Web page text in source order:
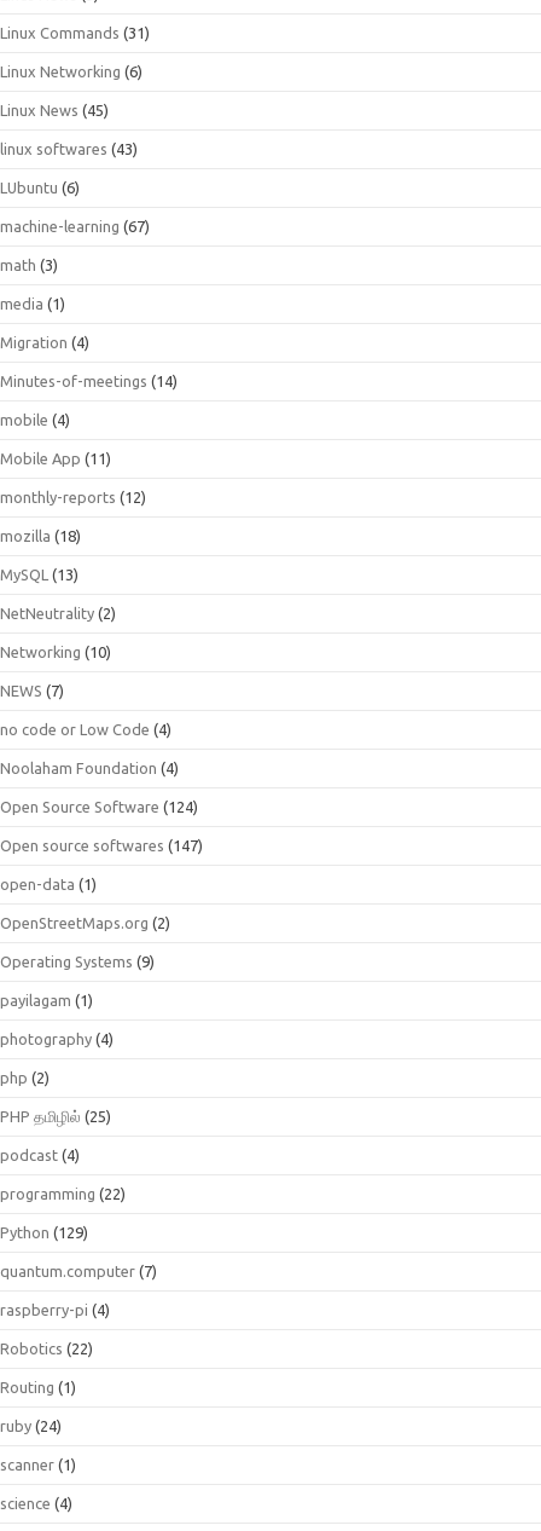
Linux Commands (31)
Linux Networking (6)
Linux News (45)
linux softwares (43)
LUbuntu (6)
machine-learning (67)
math (3)
media (1)
Migration (4)
Minutes-of-meetings (14)
mobile (4)
Mobile App (11)
monthly-reports (12)
mozilla (18)
MySQL (13)
NetNeutrality (2)
Networking (10)
NEWS (7)
no code or Low Code (4)
Noolaham Foundation (4)
Open Source Software (124)
Open source softwares (147)
open-data (1)
OpenStreetMaps.org (2)
Operating Systems (9)
payilagam (1)
photography (4)
php (2)
PHP தமிழில் (25)
podcast (4)
programming (22)
Python (129)
quantum.computer (7)
raspberry-pi (4)
Robotics (22)
Routing (1)
ruby (24)
scanner (1)
science (4)